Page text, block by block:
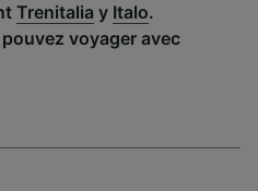
Trenitalia y Italo.
voyager avec